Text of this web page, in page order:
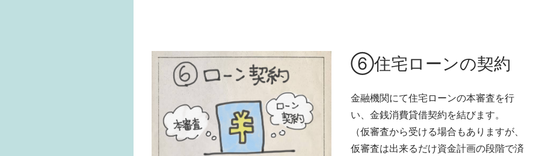
⑥住宅ローンの契約
金融機関にて住宅ローンの本審査を行
い、金銭消費貸借契約を結びます。
（仮審査から受ける場合もありますが、
仮審査は出来るだけ資金計画の段階で済